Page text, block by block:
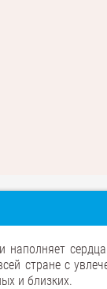
стране с
и близких.